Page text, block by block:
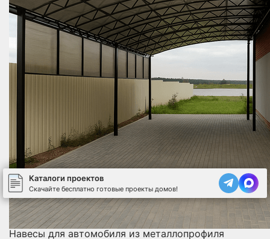
Навесы для автомобиля из металлопрофиля
Каталоги проектов
Скачайте бесплатно готовые проекты домов!